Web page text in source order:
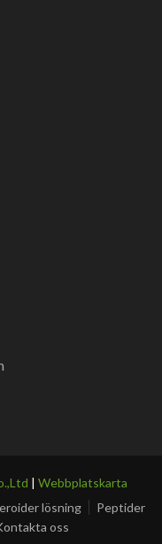
| Webbplatskarta
lösning
Peptider
oss